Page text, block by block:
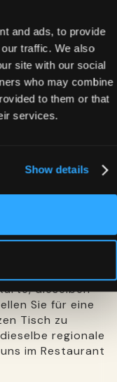
and ads, to provide
traffic. We also
site with our social
who may combine
to them or that
services.
Show details
in
Wir bringen
Uber Eats
überall in
dieselben
Sie für eine
Tisch zu
regionale
im Restaurant